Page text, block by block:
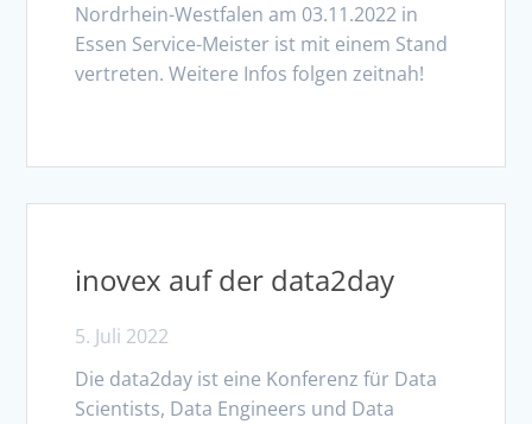
Nordrhein-Westfalen am 03.11.2022 in
Essen Service-Meister ist mit einem Stand
vertreten. Weitere Infos folgen zeitnah!
inovex auf der data2day
5. Juli 2022
Die data2day ist eine Konferenz für Data
Scientists, Data Engineers und Data